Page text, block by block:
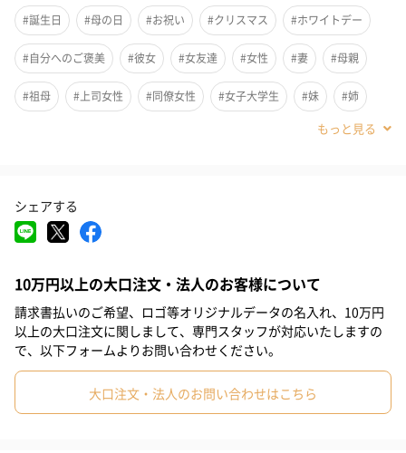
デリケートゾーンにも使えるフェムケアブランド「YOJOY（ヨジ
ョイ）」のボディ用化粧品＜ナリス化粧品共同開発＞
フォーミングウォッシュ・インバスボディセラムの2品番をサテン
地のあずま袋に入れたギフトセットです。
#誕生日 #母の日 #お祝い #クリスマス #ホワイトデー
#自分へのご褒美 #彼女 #女友達 #女性 #妻 #母親
#祖母 #上司女性 #同僚女性 #女子大学生 #妹 #姉
#20代前半
#80代 #90代
シェアする
10万円以上の大口注文・法人のお客様について
請求書払いのご希望、ロゴ等オリジナルデータの名入れ、10万円
以上の大口注文に関しまして、専門スタッフが対応いたしますの
で、以下フォームよりお問い合わせください。
大口注文・法人のお問い合わせはこちら